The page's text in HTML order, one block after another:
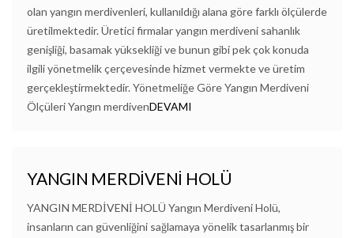
olan yangın merdivenleri, kullanıldığı alana göre farklı ölçülerde
üretilmektedir. Üretici firmalar yangın merdiveni sahanlık
genişliği, basamak yüksekliği ve bunun gibi pek çok konuda
ilgili yönetmelik çerçevesinde hizmet vermekte ve üretim
gerçekleştirmektedir. Yönetmeliğe Göre Yangın Merdiveni
Ölçüleri Yangın merdivenDEVAMI
YANGIN MERDİVENİ HOLÜ
YANGIN MERDİVENİ HOLÜ Yangın Merdiveni Holü,
insanların can güvenliğini sağlamaya yönelik tasarlanmış bir